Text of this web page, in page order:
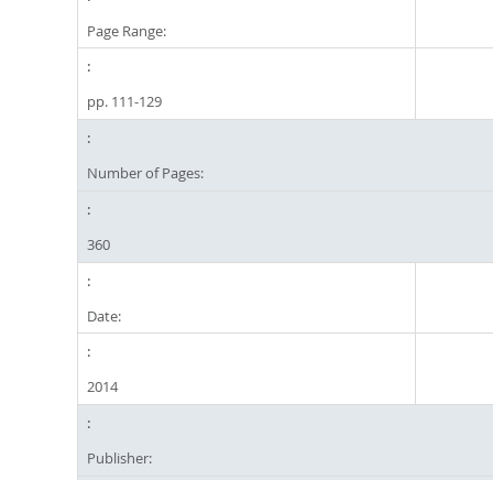
Page Range:
pp. 111-129
Number of Pages:
360
Date:
2014
Publisher: